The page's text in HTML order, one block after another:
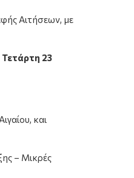
Αιτήσεων, με
Τετάρτη 23
και
– Μικρές